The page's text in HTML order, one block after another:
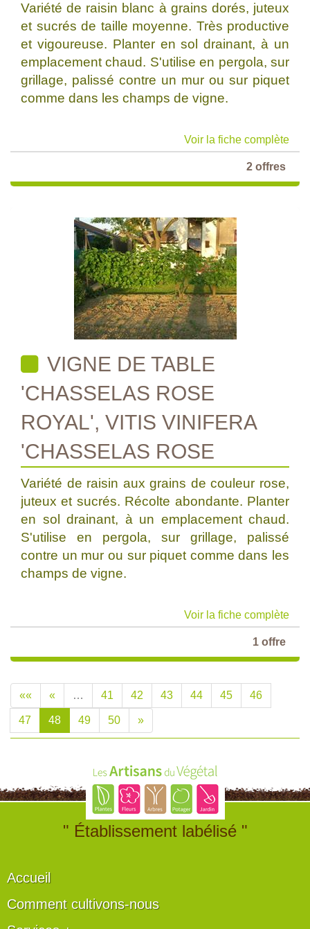
Variété de raisin blanc à grains dorés, juteux
et sucrés de taille moyenne. Très productive
et vigoureuse. Planter en sol drainant, à un
emplacement chaud. S'utilise en pergola, sur
grillage, palissé contre un mur ou sur piquet
comme dans les champs de vigne.
Voir la fiche complète
2 offres
VIGNE DE TABLE
'CHASSELAS ROSE
ROYAL', VITIS VINIFERA
'CHASSELAS ROSE
Variété de raisin aux grains de couleur rose,
juteux et sucrés. Récolte abondante. Planter
en sol drainant, à un emplacement chaud.
S'utilise en pergola, sur grillage, palissé
contre un mur ou sur piquet comme dans les
champs de vigne.
Voir la fiche complète
1 offre
«« « … 41 42 43 44 45 46
47 48 49 50 »
" Établissement labélisé "
Accueil
Comment cultivons-nous